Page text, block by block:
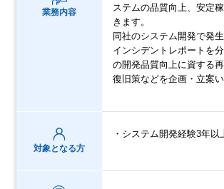
業務内容
ステムの品質向上、安定
きます。
同社のシステム開発で発
インシデントレポートを
の開発品質向上に資する
復旧策などを企画・立案い
対象となる方
・システム開発経験3年以